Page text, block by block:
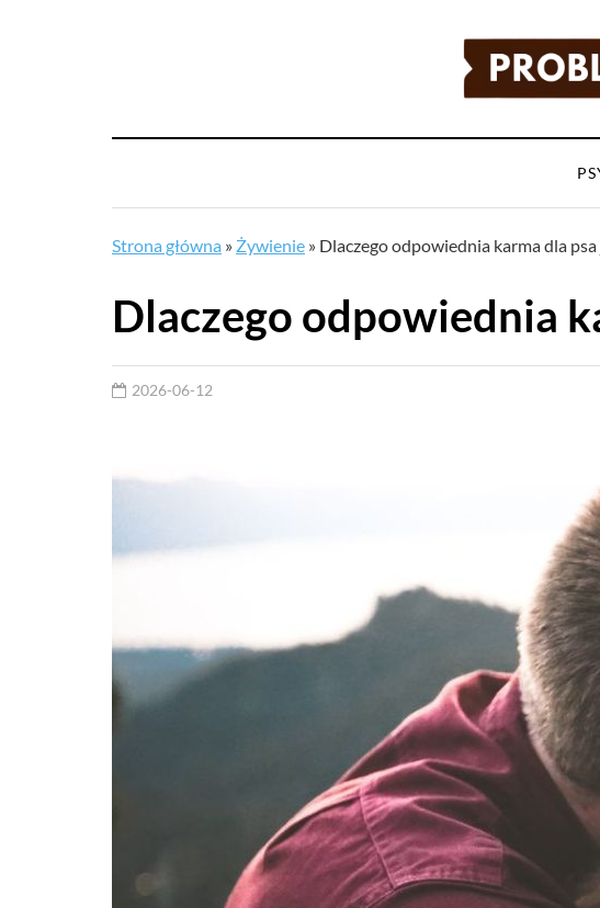
Strona główna » Żywienie » Dlaczego odpowiednia karma dla psa
Dlaczego odpowiednia
2026-06-12